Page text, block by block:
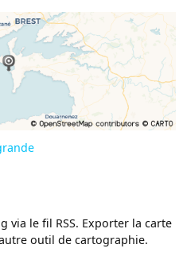
via le fil RSS. Exporter la carte
outil de cartographie.